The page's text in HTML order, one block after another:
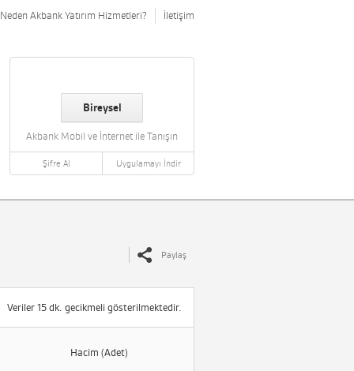
Neden Akbank Yatırım Hizmetleri? İletişim
Bireysel
Akbank Mobil ve İnternet ile Tanışın
Şifre Al Uygulamayı İndir
Paylaş
Veriler 15 dk. gecikmeli gösterilmektedir.
Hacim (Adet)